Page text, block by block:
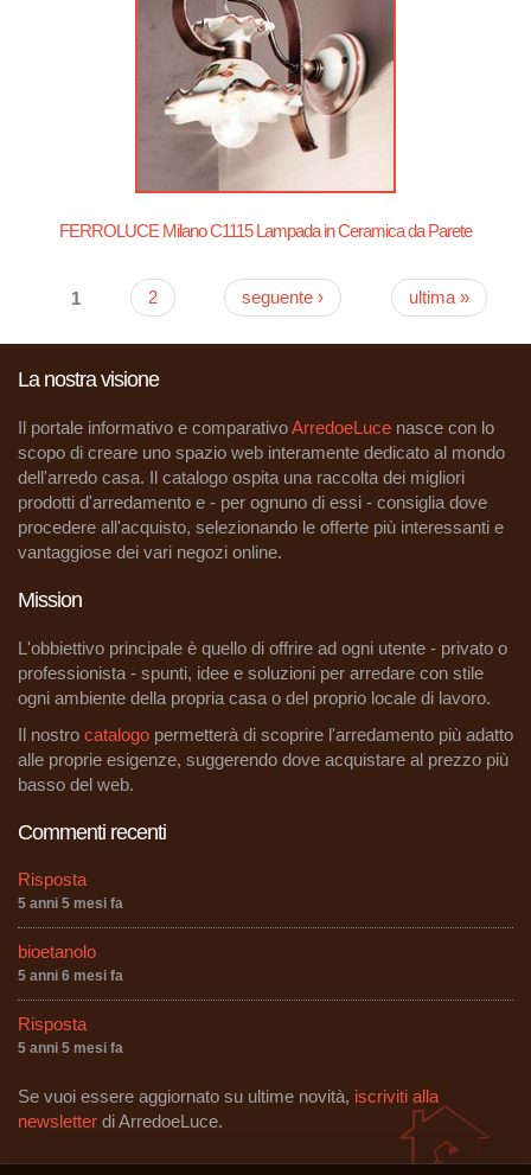
FERROLUCE Milano C1115 Lampada in Ceramica da Parete
Pagine
1 2 seguente › ultima »
La nostra visione
Il portale informativo e comparativoArredoeLuce nasce con lo
scopo di creare uno spazio web interamente dedicato al mondo
dell'arredo casa. Il catalogo ospita una raccolta dei migliori
prodotti d'arredamento e - per ognuno di essi - consiglia dove
procedere all'acquisto, selezionando le offerte più interessanti e
vantaggiose dei vari negozi online.
Mission
L'obbiettivo principale è quello di offrire ad ogni utente - privato o
professionista - spunti, idee e soluzioni per arredare con stile
ogni ambiente della propria casa o del proprio locale di lavoro.
Il nostro catalogo permetterà di scoprire l'arredamento più adatto
alle proprie esigenze, suggerendo dove acquistare al prezzo più
basso del web.
Commenti recenti
Risposta
5 anni 5 mesi fa
bioetanolo
5 anni 6 mesi fa
Risposta
5 anni 5 mesi fa
Se vuoi essere aggiornato su ultime novità, iscriviti alla
newsletter di ArredoeLuce.